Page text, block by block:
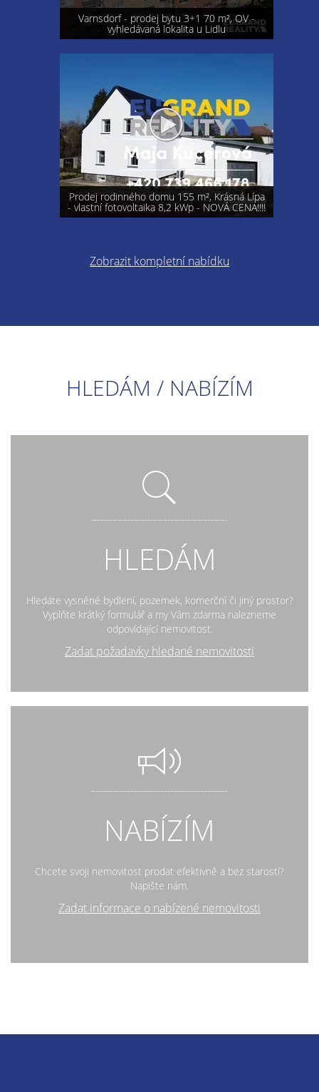
Varnsdorf - prodej bytu 3+1 70 m², OV -
vyhledávaná lokalita u Lidlu
Prodej rodinného domu 155 m², Krásná Lípa
- vlastní fotovoltaika 8,2 kWp - NOVÁ CENA!!!!
Zobrazit kompletní nabídku
HLEDÁM / NABÍZÍM
HLEDÁM
Hledáte vysněné bydlení, pozemek, komerční či jiný prostor?
Vyplňte krátký formulář a my Vám zdarma nalezneme
odpovídající nemovitost.
Zadat požadavky hledané nemovitosti
NABÍZÍM
Chcete svoji nemovitost prodat efektivně a bez starostí?
Napište nám.
Zadat informace o nabízené nemovitosti